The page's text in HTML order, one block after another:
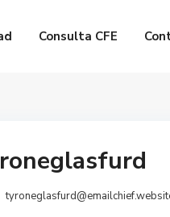
Consulta CFE